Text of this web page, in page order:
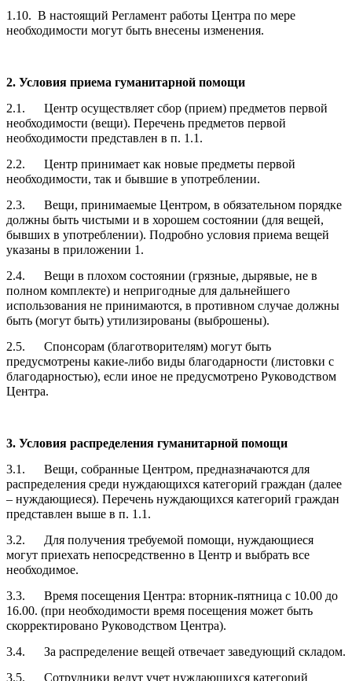
1.10. В настоящий Регламент работы Центра по мере
необходимости могут быть внесены изменения.
2. Условия приема гуманитарной помощи
2.1. Центр осуществляет сбор (прием) предметов первой
необходимости (вещи). Перечень предметов первой
необходимости представлен в п. 1.1.
2.2. Центр принимает как новые предметы первой
необходимости, так и бывшие в употреблении.
2.3. Вещи, принимаемые Центром, в обязательном порядке
должны быть чистыми и в хорошем состоянии (для вещей,
бывших в употреблении). Подробно условия приема вещей
указаны в приложении 1.
2.4. Вещи в плохом состоянии (грязные, дырявые, не в
полном комплекте) и непригодные для дальнейшего
использования не принимаются, в противном случае должны
быть (могут быть) утилизированы (выброшены).
2.5. Спонсорам (благотворителям) могут быть
предусмотрены какие-либо виды благодарности (листовки с
благодарностью), если иное не предусмотрено Руководством
Центра.
3. Условия распределения гуманитарной помощи
3.1. Вещи, собранные Центром, предназначаются для
распределения среди нуждающихся категорий граждан (далее
– нуждающиеся). Перечень нуждающихся категорий граждан
представлен выше в п. 1.1.
3.2. Для получения требуемой помощи, нуждающиеся
могут приехать непосредственно в Центр и выбрать все
необходимое.
3.3. Время посещения Центра: вторник-пятница с 10.00 до
16.00. (при необходимости время посещения может быть
скорректировано Руководством Центра).
3.4. За распределение вещей отвечает заведующий складом.
3.5. Сотрудники ведут учет нуждающихся категорий